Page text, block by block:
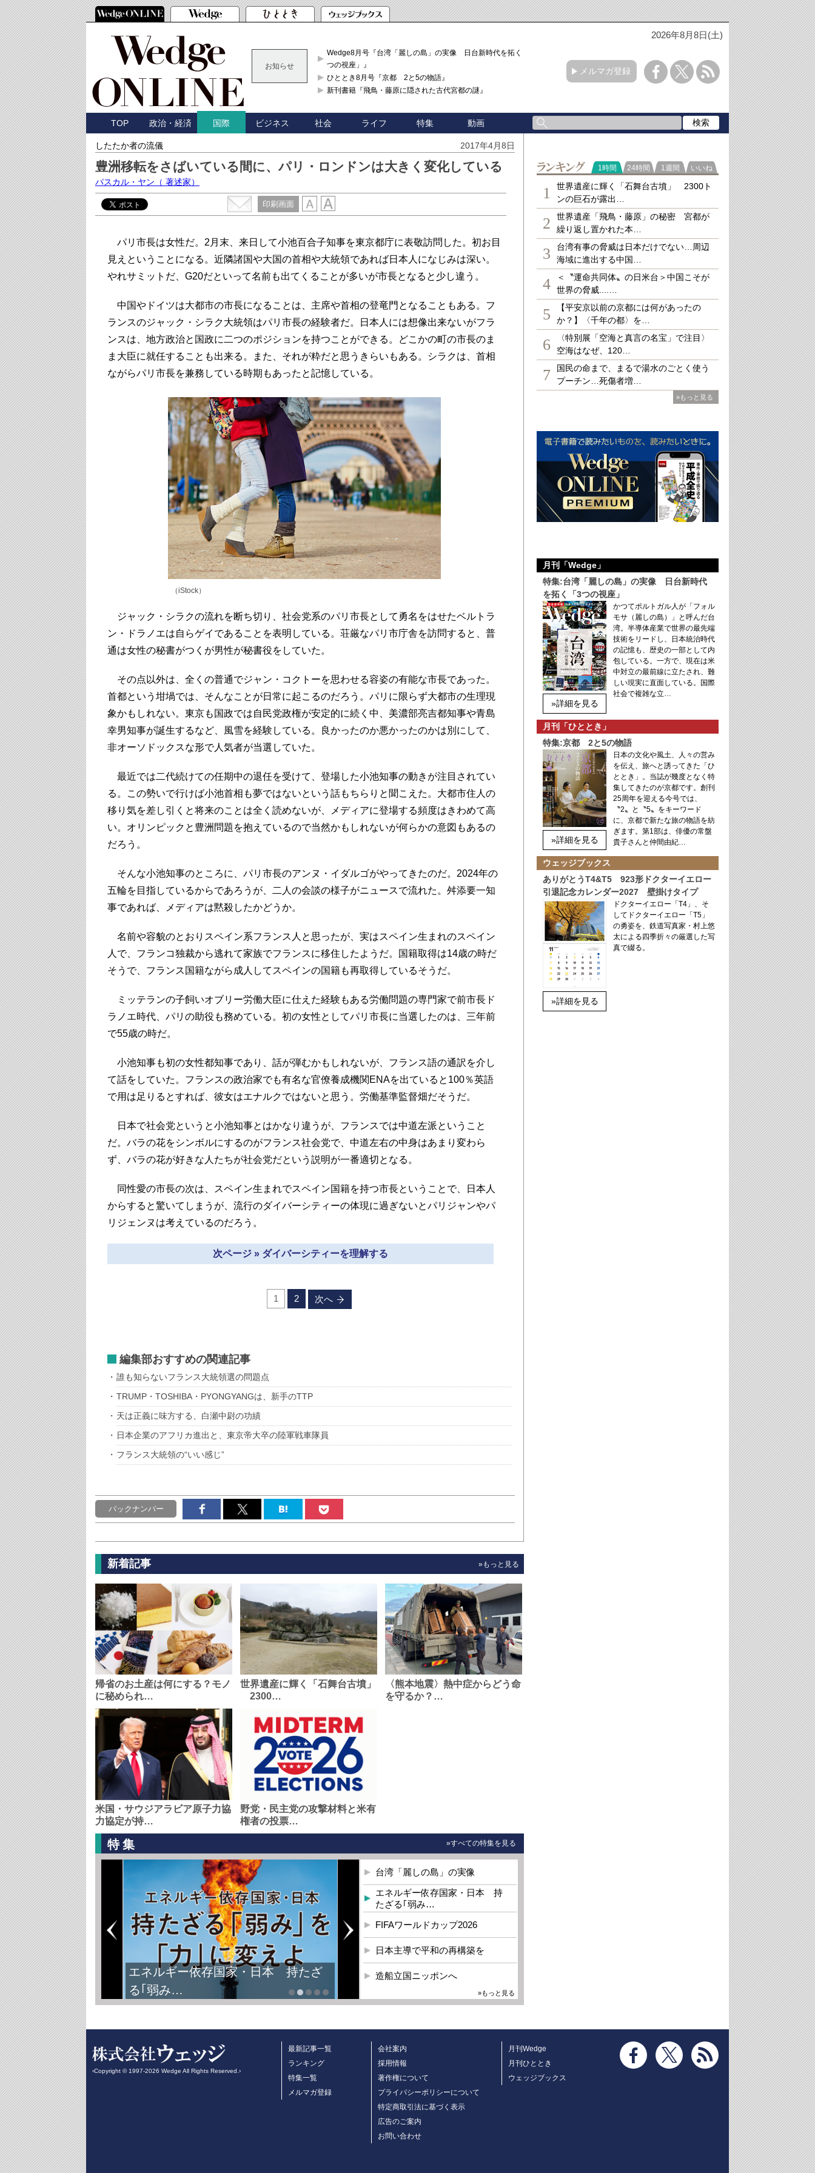
2026年8月8日(土)
お知らせ
Wedge8月号『台湾「麗しの島」の実像 日台新時代を拓く「3
つの視座」』
ひととき8月号『京都 2と5の物語』
新刊書籍『飛鳥・藤原に隠された古代宮都の謎』
メルマガ登録
TOP 政治・経済 国際 ビジネス 社会 ライフ 特集 動画
したたか者の流儀 2017年4月8日
豊洲移転をさばいている間に、パリ・ロンドンは大きく変化している
パスカル・ヤン （ 著述家）
印刷画面
パリ市長は女性だ。2月末、来日して小池百合子知事を東京都庁に表敬訪問した。初お目
見えということになる。近隣諸国や大国の首相や大統領であれば日本人になじみは深い。
やれサミットだ、G20だといって名前も出てくることが多いが市長となると少し違う。
中国やドイツは大都市の市長になることは、主席や首相の登竜門となることもある。フ
ランスのジャック・シラク大統領はパリ市長の経験者だ。日本人には想像出来ないがフラ
ンスは、地方政治と国政に二つのポジションを持つことができる。どこかの町の市長のま
ま大臣に就任することも出来る。また、それが粋だと思うきらいもある。シラクは、首相
ながらパリ市長を兼務している時期もあったと記憶している。
（iStock）
ジャック・シラクの流れを断ち切り、社会党系のパリ市長として勇名をはせたベルトラ
ン・ドラノエは自らゲイであることを表明している。荘厳なパリ市庁舎を訪問すると、普
通は女性の秘書がつくが男性が秘書役をしていた。
その点以外は、全くの普通でジャン・コクトーを思わせる容姿の有能な市長であった。
首都という坩堝では、そんなことが日常に起こるのだろう。パリに限らず大都市の生理現
象かもしれない。東京も国政では自民党政権が安定的に続く中、美濃部亮吉都知事や青島
幸男知事が誕生するなど、風雪を経験している。良かったのか悪かったのかは別にして、
非オーソドックスな形で人気者が当選していた。
最近では二代続けての任期中の退任を受けて、登場した小池知事の動きが注目されてい
る。この勢いで行けば小池首相も夢ではないという話もちらりと聞こえた。大都市住人の
移り気を差し引くと将来のことは全く読めないが、メディアに登場する頻度はきわめて高
い。オリンピックと豊洲問題を抱えているので当然かもしれないが何らかの意図もあるの
だろう。
そんな小池知事のところに、パリ市長のアンヌ・イダルゴがやってきたのだ。2024年の
五輪を目指しているからであろうが、二人の会談の様子がニュースで流れた。舛添要一知
事であれば、メディアは黙殺したかどうか。
名前や容貌のとおりスペイン系フランス人と思ったが、実はスペイン生まれのスペイン
人で、フランコ独裁から逃れて家族でフランスに移住したようだ。国籍取得は14歳の時だ
そうで、フランス国籍ながら成人してスペインの国籍も再取得しているそうだ。
ミッテランの子飼いオブリー労働大臣に仕えた経験もある労働問題の専門家で前市長ド
ラノエ時代、パリの助役も務めている。初の女性としてパリ市長に当選したのは、三年前
で55歳の時だ。
小池知事も初の女性都知事であり、話が弾むかもしれないが、フランス語の通訳を介し
て話をしていた。フランスの政治家でも有名な官僚養成機関ENAを出ていると100％英語
で用は足りるとすれば、彼女はエナルクではないと思う。労働基準監督畑だそうだ。
日本で社会党というと小池知事とはかなり違うが、フランスでは中道左派ということ
だ。バラの花をシンボルにするのがフランス社会党で、中道左右の中身はあまり変わら
ず、バラの花が好きな人たちが社会党だという説明が一番適切となる。
同性愛の市長の次は、スペイン生まれでスペイン国籍を持つ市長ということで、日本人
からすると驚いてしまうが、流行のダイバーシティーの体現に過ぎないとパリジャンやパ
リジェンヌは考えているのだろう。
次ページ » ダイバーシティーを理解する
1 2 次へ
編集部おすすめの関連記事
誰も知らないフランス大統領選の問題点
TRUMP・TOSHIBA・PYONGYANGは、新手のTTP
天は正義に味方する、白瀬中尉の功績
日本企業のアフリカ進出と、東京帝大卒の陸軍戦車隊員
フランス大統領の“いい感じ”
バックナンバー
新着記事 »もっと見る
帰省のお土産は何にする？モノ
に秘められ…
世界遺産に輝く「石舞台古墳」
2300…
〈熊本地震〉熱中症からどう命
を守るか？…
米国・サウジアラビア原子力協
力協定が持…
野党・民主党の攻撃材料と米有
権者の投票…
特集 »すべての特集を見る
エネルギー依存国家・日本 持たざ
る｢弱み…
台湾「麗しの島」の実像
エネルギー依存国家・日本 持
たざる｢弱み…
FIFAワールドカップ2026
日本主導で平和の再構築を
造船立国ニッポンへ
»もっと見る
ランキング
1時間 24時間 1週間 いいね
1
世界遺産に輝く「石舞台古墳」 2300ト
ンの巨石が露出…
2
世界遺産「飛鳥・藤原」の秘密 宮都が
繰り返し置かれた本…
3
台湾有事の脅威は日本だけでない…周辺
海域に進出する中国…
4
＜〝運命共同体〟の日米台＞中国こそが
世界の脅威....…
5
【平安京以前の京都には何があったの
か？】〈千年の都〉を…
6
〈特別展「空海と真言の名宝」で注目〉
空海はなぜ、120…
7
国民の命まで、まるで湯水のごとく使う
プーチン…死傷者増…
»もっと見る
月刊「Wedge」
特集:台湾「麗しの島」の実像 日台新時代
を拓く「3つの視座」
»詳細を見る
かつてポルトガル人が「フォル
モサ（麗しの島）」と呼んだ台
湾。半導体産業で世界の最先端
技術をリードし、日本統治時代
の記憶も、歴史の一部として内
包している。一方で、現在は米
中対立の最前線に立たされ、難
しい現実に直面している。国際
社会で複雑な立…
月刊「ひととき」
特集:京都 2と5の物語
»詳細を見る
日本の文化や風土、人々の営み
を伝え、旅へと誘ってきた「ひ
ととき」。当誌が幾度となく特
集してきたのが京都です。創刊
25周年を迎える今号では、
〝2〟と〝5〟をキーワード
に、京都で新たな旅の物語を紡
ぎます。第1部は、俳優の常盤
貴子さんと仲間由紀…
ウェッジブックス
ありがとうT4&T5 923形ドクターイエロー
引退記念カレンダー2027 壁掛けタイプ
»詳細を見る
ドクターイエロー「T4」、そ
してドクターイエロー「T5」
の勇姿を、鉄道写真家・村上悠
太による四季折々の厳選した写
真で綴る。
‹Copyright © 1997-2026 Wedge All Rights Reserved.›
最新記事一覧
ランキング
特集一覧
メルマガ登録
会社案内
採用情報
著作権について
プライバシーポリシーについて
特定商取引法に基づく表示
広告のご案内
お問い合わせ
月刊Wedge
月刊ひととき
ウェッジブックス